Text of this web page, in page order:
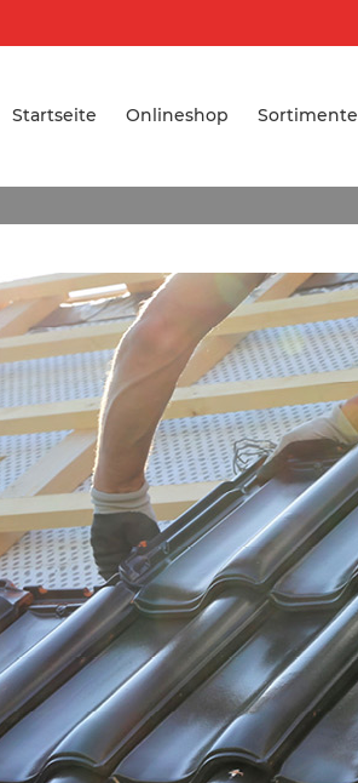
Startseite Onlineshop Sortimente